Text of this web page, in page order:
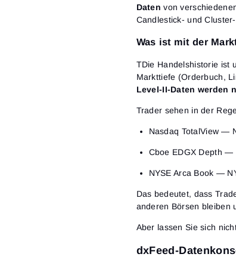
Daten von
Candlestick- und
Was ist mit der
TDie Handelshistorie ist
Markttiefe (Orderbuch,
Level-II-Daten werden
Trader sehen in der
Nasdaq TotalView —
Cboe EDGX Depth —
NYSE Arca Book —
Das bedeutet, dass
anderen Börsen bleiben
Aber lassen Sie sich
dxFeed-